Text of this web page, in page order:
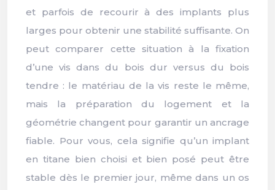
et parfois de recourir à des implants plus
larges pour obtenir une stabilité suffisante. On
peut comparer cette situation à la fixation
d’une vis dans du bois dur versus du bois
tendre : le matériau de la vis reste le même,
mais la préparation du logement et la
géométrie changent pour garantir un ancrage
fiable. Pour vous, cela signifie qu’un implant
en titane bien choisi et bien posé peut être
stable dès le premier jour, même dans un os